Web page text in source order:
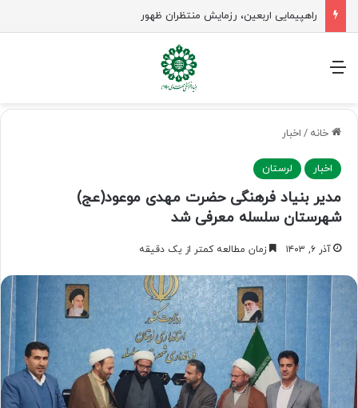
منو
خانه / اخبار
اخبار لرستان
مدیر بنیاد فرهنگی حضرت مهدی موعود(عج)
شهرستان سلسله معرفی شد
آذر ۶, ۱۴۰۳ زمان مطالعه کمتر از یک دقیقه